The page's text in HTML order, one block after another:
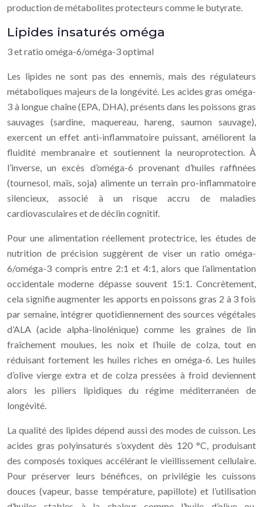
production de métabolites protecteurs comme le butyrate.
Lipides insaturés oméga
3 et ratio oméga-6/oméga-3 optimal
Les lipides ne sont pas des ennemis, mais des régulateurs
métaboliques majeurs de la longévité. Les acides gras oméga-
3 à longue chaîne (EPA, DHA), présents dans les poissons gras
sauvages (sardine, maquereau, hareng, saumon sauvage),
exercent un effet anti-inflammatoire puissant, améliorent la
fluidité membranaire et soutiennent la neuroprotection. À
l’inverse, un excès d’oméga-6 provenant d’huiles raffinées
(tournesol, maïs, soja) alimente un terrain pro-inflammatoire
silencieux, associé à un risque accru de maladies
cardiovasculaires et de déclin cognitif.
Pour une alimentation réellement protectrice, les études de
nutrition de précision suggèrent de viser un ratio oméga-
6/oméga-3 compris entre 2:1 et 4:1, alors que l’alimentation
occidentale moderne dépasse souvent 15:1. Concrètement,
cela signifie augmenter les apports en poissons gras 2 à 3 fois
par semaine, intégrer quotidiennement des sources végétales
d’ALA (acide alpha-linolénique) comme les graines de lin
fraîchement moulues, les noix et l’huile de colza, tout en
réduisant fortement les huiles riches en oméga-6. Les huiles
d’olive vierge extra et de colza pressées à froid deviennent
alors les piliers lipidiques du régime méditerranéen de
longévité.
La qualité des lipides dépend aussi des modes de cuisson. Les
acides gras polyinsaturés s’oxydent dès 120 °C, produisant
des composés toxiques accélérant le vieillissement cellulaire.
Pour préserver leurs bénéfices, on privilégie les cuissons
douces (vapeur, basse température, papillote) et l’utilisation